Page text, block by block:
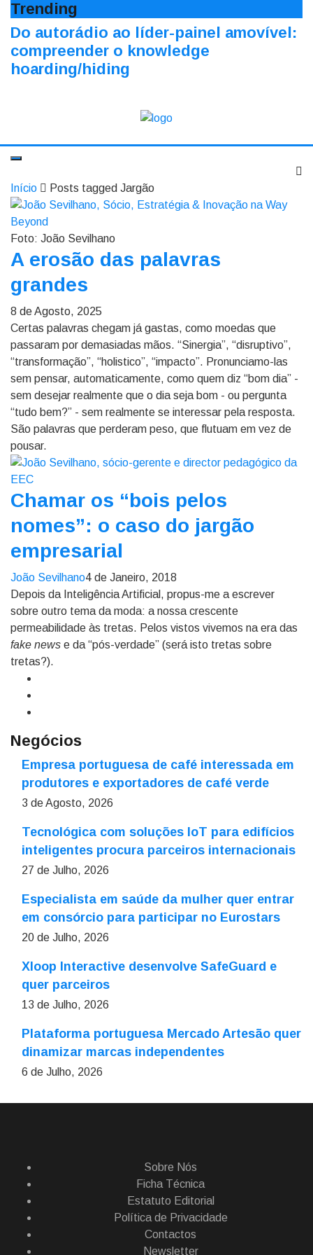
Trending
Do autorádio ao líder-painel amovível:
compreender o knowledge
hoarding/hiding
Início Posts tagged Jargão
Foto: João Sevilhano
A erosão das palavras
grandes
8 de Agosto, 2025
Certas palavras chegam já gastas, como moedas que
passaram por demasiadas mãos. “Sinergia”, “disruptivo”,
“transformação”, “holistico”, “impacto”. Pronunciamo-las
sem pensar, automaticamente, como quem diz “bom dia” -
sem desejar realmente que o dia seja bom - ou pergunta
“tudo bem?” - sem realmente se interessar pela resposta.
São palavras que perderam peso, que flutuam em vez de
pousar.
Chamar os “bois pelos
nomes”: o caso do jargão
empresarial
João Sevilhano4 de Janeiro, 2018
Depois da Inteligência Artificial, propus-me a escrever
sobre outro tema da moda: a nossa crescente
permeabilidade às tretas. Pelos vistos vivemos na era das
fake news e da “pós-verdade” (será isto tretas sobre
tretas?).
Negócios
Empresa portuguesa de café interessada em
produtores e exportadores de café verde
3 de Agosto, 2026
Tecnológica com soluções IoT para edifícios
inteligentes procura parceiros internacionais
27 de Julho, 2026
Especialista em saúde da mulher quer entrar
em consórcio para participar no Eurostars
20 de Julho, 2026
Xloop Interactive desenvolve SafeGuard e
quer parceiros
13 de Julho, 2026
Plataforma portuguesa Mercado Artesão quer
dinamizar marcas independentes
6 de Julho, 2026
Sobre Nós
Ficha Técnica
Estatuto Editorial
Política de Privacidade
Contactos
Newsletter